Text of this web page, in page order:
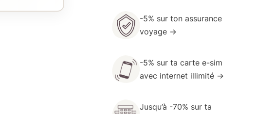
-5% sur tonassurance
voyage →
-5% sur ta cartee-sim
avec internet illimité →
Jusqu’à -70% sur ta